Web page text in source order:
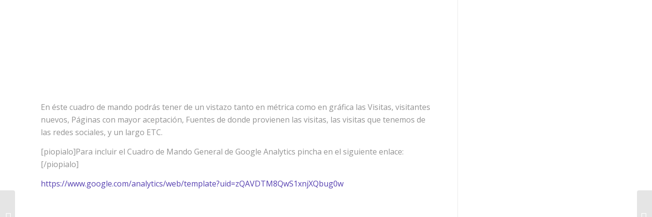
En éste cuadro de mando podrás tener de un vistazo tanto en métrica como en gráfica las Visitas, visitantes
nuevos, Páginas con mayor aceptación, Fuentes de donde provienen las visitas, las visitas que tenemos de
las redes sociales, y un largo ETC.
[piopialo]Para incluir el Cuadro de Mando General de Google Analytics pincha en el siguiente enlace:
[/piopialo]
https://www.google.com/analytics/web/template?uid=zQAVDTM8QwS1xnjXQbug0w